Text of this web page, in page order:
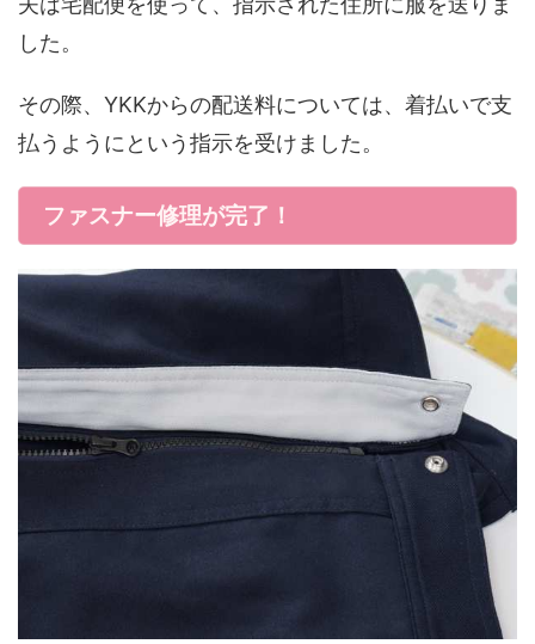
した。
その際、YKKからの配送料については、着払いで支
払うようにという指示を受けました。
ファスナー修理が完了！